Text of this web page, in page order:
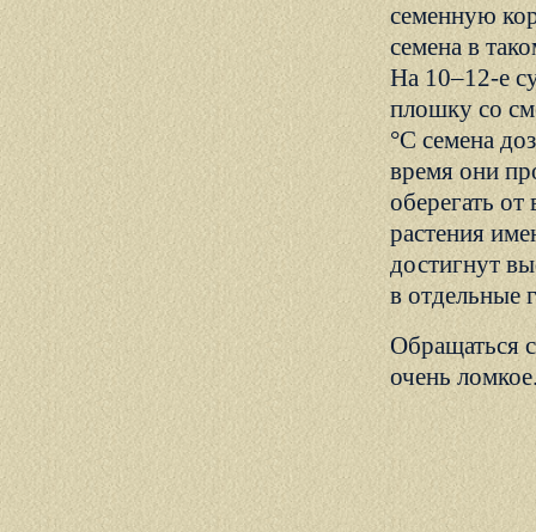
семенную
семена в
На 10–12-е
плошку со
°С семена
время они
оберегать
растения
достигнут
в отдельные
Обращаться
очень